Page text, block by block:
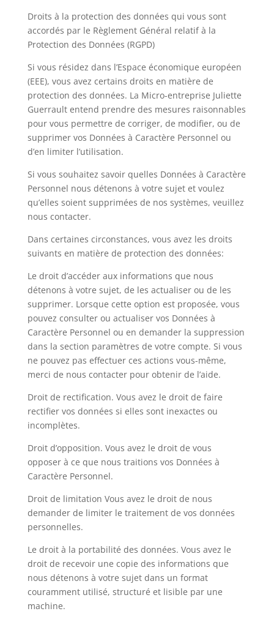
Droits à la protection des données qui vous sont
accordés par le Règlement Général relatif à la
Protection des Données (RGPD)
Si vous résidez dans l’Espace économique européen
(EEE), vous avez certains droits en matière de
protection des données. La Micro-entreprise Juliette
Guerrault entend prendre des mesures raisonnables
pour vous permettre de corriger, de modifier, ou de
supprimer vos Données à Caractère Personnel ou
d’en limiter l’utilisation.
Si vous souhaitez savoir quelles Données à Caractère
Personnel nous détenons à votre sujet et voulez
qu’elles soient supprimées de nos systèmes, veuillez
nous contacter.
Dans certaines circonstances, vous avez les droits
suivants en matière de protection des données:
Le droit d’accéder aux informations que nous
détenons à votre sujet, de les actualiser ou de les
supprimer. Lorsque cette option est proposée, vous
pouvez consulter ou actualiser vos Données à
Caractère Personnel ou en demander la suppression
dans la section paramètres de votre compte. Si vous
ne pouvez pas effectuer ces actions vous-même,
merci de nous contacter pour obtenir de l’aide.
Droit de rectification. Vous avez le droit de faire
rectifier vos données si elles sont inexactes ou
incomplètes.
Droit d’opposition. Vous avez le droit de vous
opposer à ce que nous traitions vos Données à
Caractère Personnel.
Droit de limitation Vous avez le droit de nous
demander de limiter le traitement de vos données
personnelles.
Le droit à la portabilité des données. Vous avez le
droit de recevoir une copie des informations que
nous détenons à votre sujet dans un format
couramment utilisé, structuré et lisible par une
machine.